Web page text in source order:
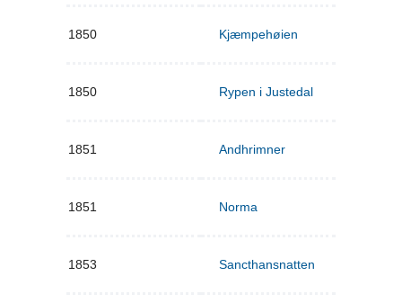
1850 Kjæmpehøien
1850 Rypen i Justedal
1851 Andhrimner
1851 Norma
1853 Sancthansnatten